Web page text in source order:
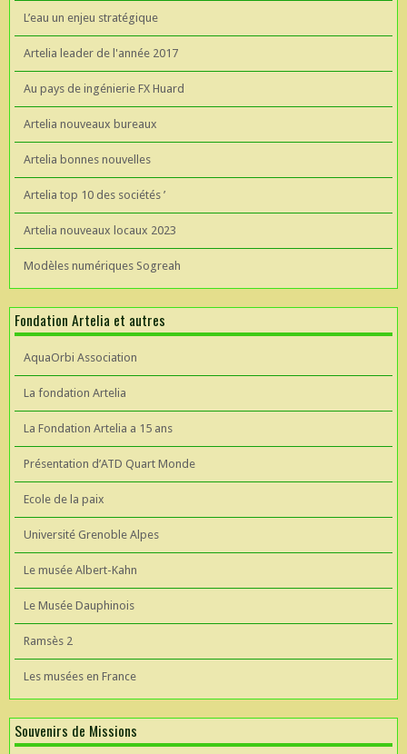
L’eau un enjeu stratégique
Artelia leader de l'année 2017
Au pays de ingénierie FX Huard
Artelia nouveaux bureaux
Artelia bonnes nouvelles
Artelia top 10 des sociétés ’
Artelia nouveaux locaux 2023
Modèles numériques Sogreah
Fondation Artelia et autres
AquaOrbi Association
La fondation Artelia
La Fondation Artelia a 15 ans
Présentation d’ATD Quart Monde
Ecole de la paix
Université Grenoble Alpes
Le musée Albert-Kahn
Le Musée Dauphinois
Ramsès 2
Les musées en France
Souvenirs de Missions